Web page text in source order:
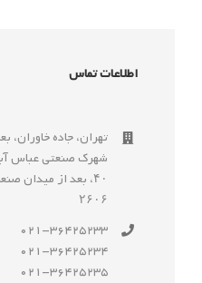
اطلاعات تماس
تهران، جاده خاوران،
شهرک صنعتى عباس
۲۶۰۶
021-36425233
021-36425234
021-36425235